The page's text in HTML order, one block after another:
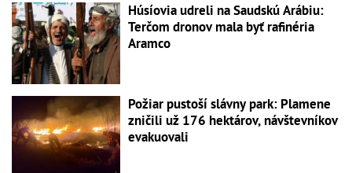
Húsíovia udreli na Saudskú Arábiu:
Terčom dronov mala byť rafinéria
Aramco
Požiar pustoší slávny park: Plamene
zničili už 176 hektárov, návštevníkov
evakuovali